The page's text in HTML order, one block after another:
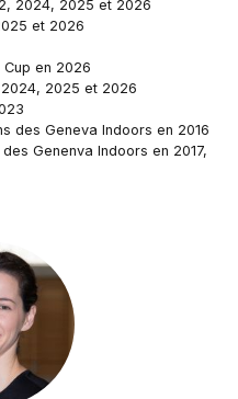
2024, 2025 et 2026
et 2026
en 2026
2025 et 2026
des Geneva Indoors en 2016
Genenva Indoors en 2017,